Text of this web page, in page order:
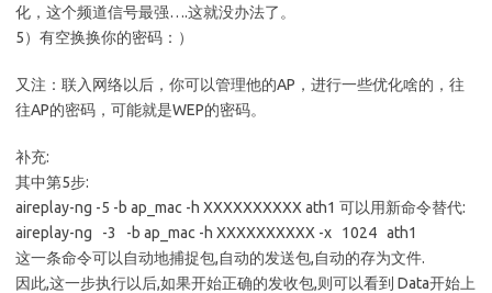
化，这个频道信号最强….这就没办法了。
5）有空换换你的密码：）
又注：联入网络以后，你可以管理他的AP，进行一些优化啥的，往
往AP的密码，可能就是WEP的密码。
补充:
其中第5步:
aireplay-ng -5 -b ap_mac -h XXXXXXXXXX ath1 可以用新命令替代:
aireplay-ng -3 -b ap_mac -h XXXXXXXXXX -x 1024 ath1
这一条命令可以自动地捕捉包,自动的发送包,自动的存为文件.
因此,这一步执行以后,如果开始正确的发收包,则可以看到 Data开始上